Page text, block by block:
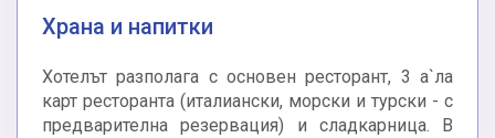
Храна и напитки
Хотелът разполага с основен ресторант, 3 а`ла
карт ресторанта (италиански, морски и турски - с
предварителна резервация) и сладкарница. В